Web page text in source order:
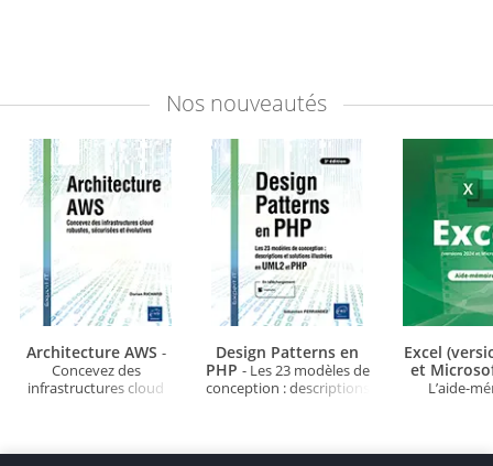
Nos nouveautés
Architecture AWS -
Concevez des
infrastructures cloud
Design Patterns en
PHP - Les 23 modèles de
conception : descriptions
Excel
et
L’aide-